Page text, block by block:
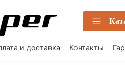
и доставка Контакты